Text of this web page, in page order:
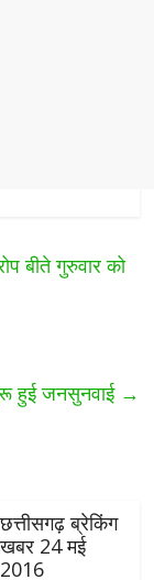
बीते गुरुवार को
हुई जनसुनवाई →
छत्तीसगढ़ ब्रेकिंग
खबर 24 मई
2016